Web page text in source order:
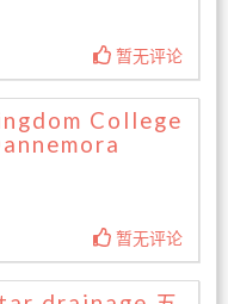
暂无评论
College
暂无评论